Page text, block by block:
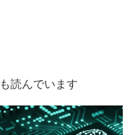
読んでいます